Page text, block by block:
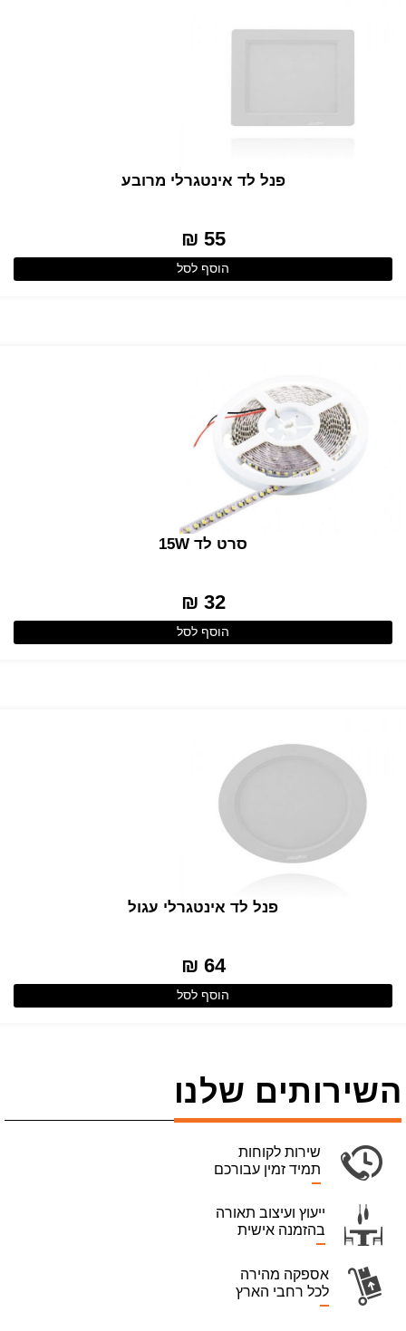
פנל לד אינטגרלי מרובע
55 ₪
הוסף לסל
סרט לד 15W
32 ₪
הוסף לסל
פנל לד אינטגרלי עגול
64 ₪
הוסף לסל
השירותים שלנו
שירות לקוחות
תמיד זמין עבורכם
ייעוץ ועיצוב תאורה
בהזמנה אישית
אספקה מהירה
לכל רחבי הארץ